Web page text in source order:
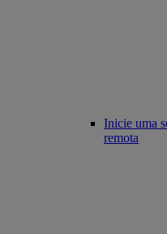
Inicie uma
remota